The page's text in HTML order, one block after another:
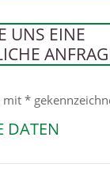
UNS EINE
mit*
DATEN